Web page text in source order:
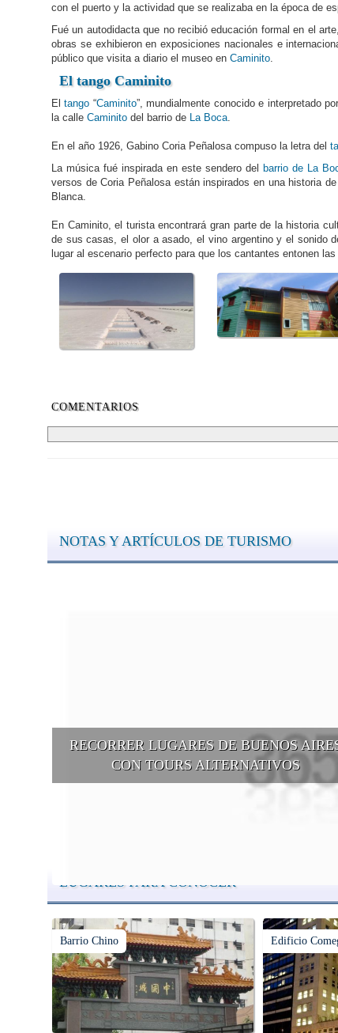
con el puerto y la actividad que se realizaba en la época de
Fué un autodidacta que no recibió educación formal en el
obras se exhibieron en exposiciones nacionales e
público que visita a diario el museo en Caminito
El tango Caminito
Eltango “Caminito”, mundialmente conocido e interpretado
la calle Caminito del barrio de La Boca
En el año 1926, Gabino Coria Peñalosa compuso la letra del
La música fué inspirada en este sendero delbarrio de La
versos de Coria Peñalosa están inspirados en una historia
Blanca.
En Caminito, el turista encontrará gran parte de la historia
de sus casas, el olor a asado, el vino argentino y el sonido
lugar al escenario perfecto para que los cantantes entonen
COMENTARIOS
NOTAS Y ARTÍCULOS DE TURISMO
RECORRER LUGARES DE BUENOS
CON TOURS ALTERNATIVOS
LUGARES PARA CONOCER
Barrio Chino Edificio